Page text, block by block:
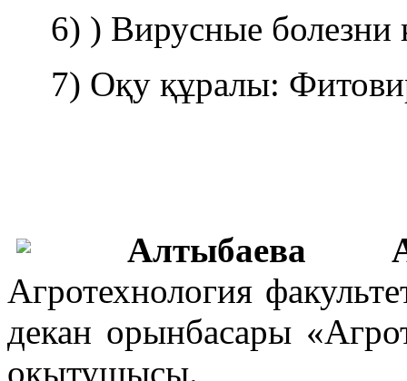
6) ) Вирусные болезни
7) Оқу құралы:
Алтыбаева
Агротехнология
декан орынбасары
оқытушысы.